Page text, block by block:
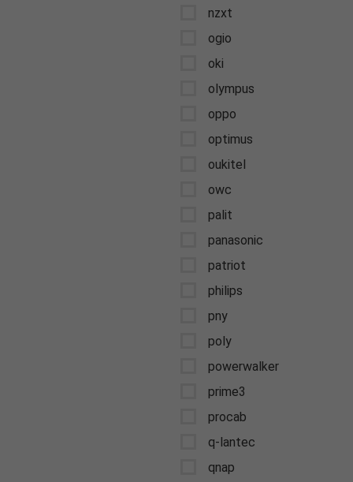
nzxt
ogio
oki
olympus
oppo
optimus
oukitel
owc
palit
panasonic
patriot
philips
pny
poly
powerwalker
prime3
procab
q-lantec
qnap